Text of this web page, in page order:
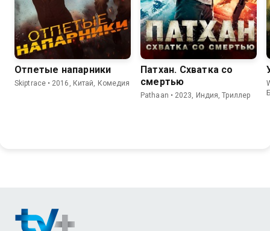
Отпетые напарники
Skiptrace • 2016, Китай, Комедия
Патхан. Схватка со
смертью
Pathaan • 2023, Индия, Триллер